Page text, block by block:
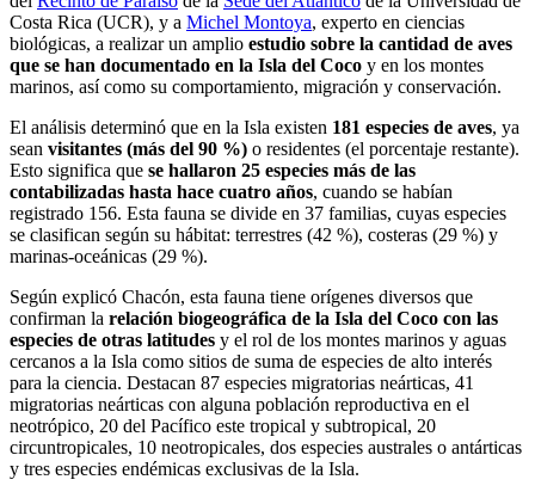
Costa Rica (UCR), y a Michel Montoya, experto en ciencias
biológicas, a realizar un amplio estudio sobre la cantidad de aves
que se han documentado en la Isla del Coco y en los montes
marinos, así como su comportamiento, migración y conservación.
El análisis determinó que en la Isla existen 181 especies de aves, ya
sean visitantes (más del 90 %) o residentes (el porcentaje restante).
Esto significa que se hallaron 25 especies más de las
contabilizadas hasta hace cuatro años, cuando se habían
registrado 156. Esta fauna se divide en 37 familias, cuyas especies
se clasifican según su hábitat: terrestres (42 %), costeras (29 %) y
marinas-oceánicas (29 %).
Según explicó Chacón, esta fauna tiene orígenes diversos que
confirman la relación biogeográfica de la Isla del Coco con las
especies de otras latitudes y el rol de los montes marinos y aguas
cercanos a la Isla como sitios de suma de especies de alto interés
para la ciencia. Destacan 87 especies migratorias neárticas, 41
migratorias neárticas con alguna población reproductiva en el
neotrópico, 20 del Pacífico este tropical y subtropical, 20
circuntropicales, 10 neotropicales, dos especies australes o antárticas
y tres especies endémicas exclusivas de la Isla.